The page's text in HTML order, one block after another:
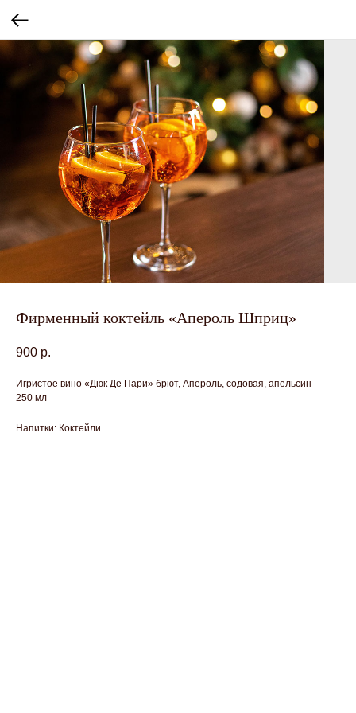
Фирменный коктейль «Апероль Шприц»
900 р.
Игристое вино «Дюк Де Пари» брют, Апероль, содовая, апельсин
250 мл
Напитки: Коктейли